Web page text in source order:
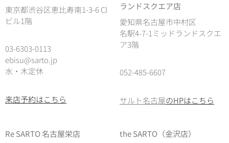
東京都渋谷区恵比寿南1-3-6 Cl
ビル1階
03-6303-0113
ebisu@sarto.jp
水・木定休
来店予約はこちら
ランドスクエア店
愛知県名古屋市中村区
名駅4-7-1ミッドランドスクエ
ア3階
052-485-6607
サルト名古屋のHPはこちら
Re SARTO 名古屋栄店
the SARTO（金沢店）